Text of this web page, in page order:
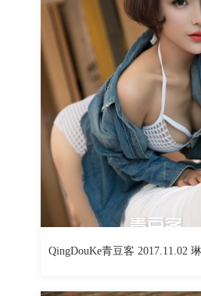
1895
魅丝社
QingDouKe青豆客 2017.11.02